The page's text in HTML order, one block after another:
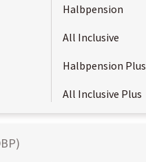
Halbpension
All Inclusive
Halbpension Plus
All Inclusive Plus
)